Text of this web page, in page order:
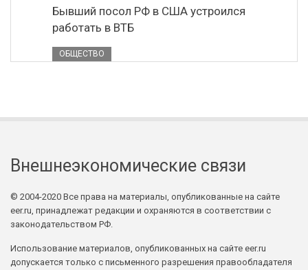
Бывший посол РФ в США устроился
работать в ВТБ
ОБЩЕСТВО
Внешнеэкономические связи
© 2004-2020 Все права на материалы, опубликованные на сайте
eer.ru, принадлежат редакции и охраняются в соответствии с
законодательством РФ.
Использование материалов, опубликованных на сайте eer.ru
допускается только с письменного разрешения правообладателя